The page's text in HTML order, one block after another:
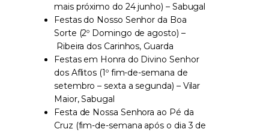
mais próximo do 24 junho) – Sabugal
Festas do Nosso Senhor da Boa
Sorte (2º Domingo de agosto) –
Ribeira dos Carinhos, Guarda
Festas em Honra do Divino Senhor
dos Aflitos (1º fim-de-semana de
setembro – sexta a segunda) – Vilar
Maior, Sabugal
Festa de Nossa Senhora ao Pé da
Cruz (fim-de-semana após o dia 3 de